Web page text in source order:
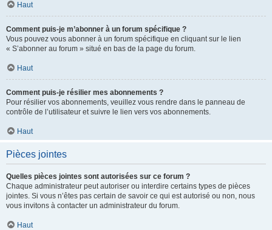
Haut
Comment puis-je m’abonner à un forum spécifique ?
Vous pouvez vous abonner à un forum spécifique en cliquant sur le lien
« S’abonner au forum » situé en bas de la page du forum.
Haut
Comment puis-je résilier mes abonnements ?
Pour résilier vos abonnements, veuillez vous rendre dans le panneau de
contrôle de l’utilisateur et suivre le lien vers vos abonnements.
Haut
Pièces jointes
Quelles pièces jointes sont autorisées sur ce forum ?
Chaque administrateur peut autoriser ou interdire certains types de pièces
jointes. Si vous n’êtes pas certain de savoir ce qui est autorisé ou non, nous
vous invitons à contacter un administrateur du forum.
Haut